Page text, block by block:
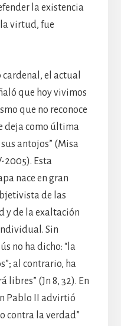
la existencia
virtud, fue
el actual
que hoy vivimos
que no reconoce
deja como última
antojos” (Misa
2005). Esta
nace en gran
de las
y de la exaltación
Sin
no ha dicho: “la
al contrario, ha
libres” (Jn 8, 32). En
Pablo II advirtió
contra la verdad”